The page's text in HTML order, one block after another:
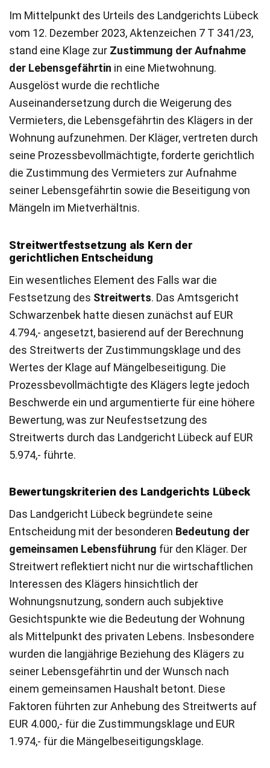
Im Mittelpunkt des Urteils des Landgerichts Lübeck
vom 12. Dezember 2023, Aktenzeichen 7 T 341/23,
stand eine Klage zur Zustimmung der Aufnahme
der Lebensgefährtin in eine Mietwohnung.
Ausgelöst wurde die rechtliche
Auseinandersetzung durch die Weigerung des
Vermieters, die Lebensgefährtin des Klägers in der
Wohnung aufzunehmen. Der Kläger, vertreten durch
seine Prozessbevollmächtigte, forderte gerichtlich
die Zustimmung des Vermieters zur Aufnahme
seiner Lebensgefährtin sowie die Beseitigung von
Mängeln im Mietverhältnis.
Streitwertfestsetzung als Kern der
gerichtlichen Entscheidung
Ein wesentliches Element des Falls war die
Festsetzung des Streitwerts. Das Amtsgericht
Schwarzenbek hatte diesen zunächst auf EUR
4.794,- angesetzt, basierend auf der Berechnung
des Streitwerts der Zustimmungsklage und des
Wertes der Klage auf Mängelbeseitigung. Die
Prozessbevollmächtigte des Klägers legte jedoch
Beschwerde ein und argumentierte für eine höhere
Bewertung, was zur Neufestsetzung des
Streitwerts durch das Landgericht Lübeck auf EUR
5.974,- führte.
Bewertungskriterien des Landgerichts Lübeck
Das Landgericht Lübeck begründete seine
Entscheidung mit der besonderen Bedeutung der
gemeinsamen Lebensführung für den Kläger. Der
Streitwert reflektiert nicht nur die wirtschaftlichen
Interessen des Klägers hinsichtlich der
Wohnungsnutzung, sondern auch subjektive
Gesichtspunkte wie die Bedeutung der Wohnung
als Mittelpunkt des privaten Lebens. Insbesondere
wurden die langjährige Beziehung des Klägers zu
seiner Lebensgefährtin und der Wunsch nach
einem gemeinsamen Haushalt betont. Diese
Faktoren führten zur Anhebung des Streitwerts auf
EUR 4.000,- für die Zustimmungsklage und EUR
1.974,- für die Mängelbeseitigungsklage.